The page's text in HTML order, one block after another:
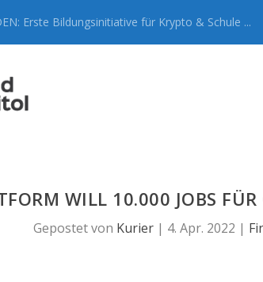
Erste Bildungsinitiative für Krypto & Schule ...
WILL 10.000 JOBS
Gepostet von Kurier | 4. Apr. 2022 |